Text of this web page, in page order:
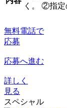
く。 ②指定
無料電話で
応募
応募へ進む
詳しく
見る
スペシャル